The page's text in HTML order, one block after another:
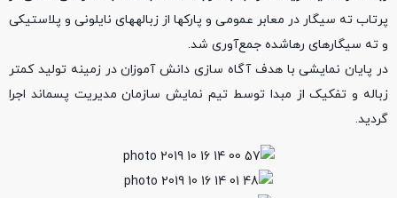
پرتاب ته سیگار در معابر عمومی و پارکها از زباله‎های نایلونی و پلاستیکی
و ته سیگارهای رهاشده جمع‌آوری شد.
در پایان نمایشی با هدف آگاه سازی دانش آموزان در زمینه تولید کمتر
زباله و تفکیک از مبدا توسط تیم نمایش سازمان مدیریت پسماند اجرا
گردید.